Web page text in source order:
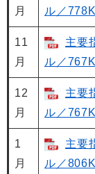
月
ル／
11
月
主要
ル／
12
月
主要
ル／
1
月
主要
ル／